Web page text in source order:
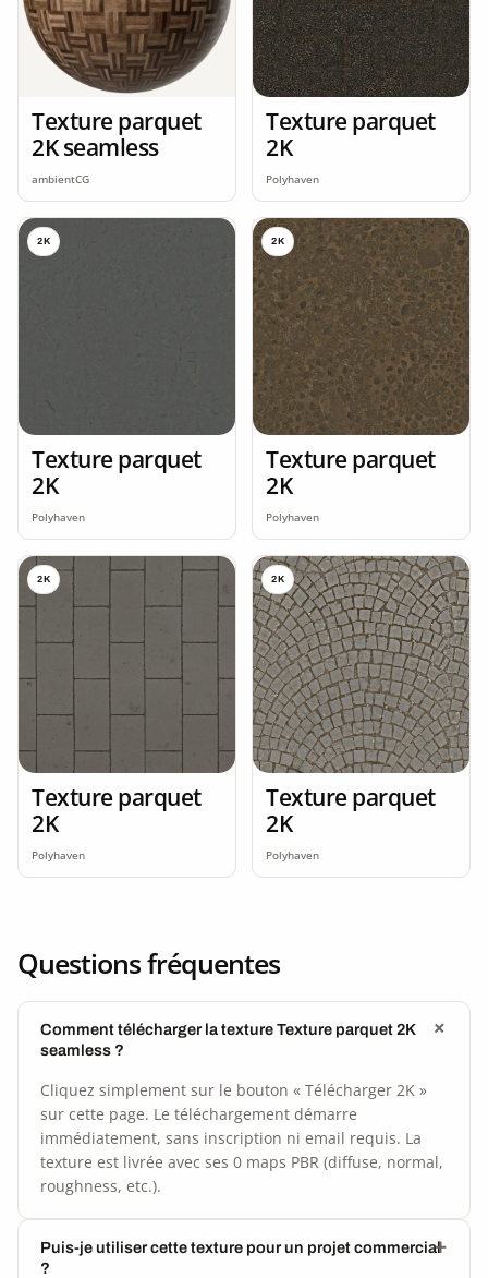
Texture parquet
2K seamless
ambientCG
Texture parquet
2K
Polyhaven
2K
Texture parquet
2K
Polyhaven
2K
Texture parquet
2K
Polyhaven
2K
Texture parquet
2K
Polyhaven
2K
Texture parquet
2K
Polyhaven
Questions fréquentes
Comment télécharger la texture Texture parquet 2K
seamless ?
Cliquez simplement sur le bouton « Télécharger 2K »
sur cette page. Le téléchargement démarre
immédiatement, sans inscription ni email requis. La
texture est livrée avec ses 0 maps PBR (diffuse, normal,
roughness, etc.).
Puis-je utiliser cette texture pour un projet commercial
?